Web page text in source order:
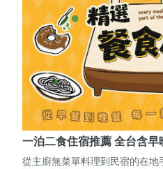
一泊二食住宿推薦 全台含早
從主廚無菜單料理到民宿的在